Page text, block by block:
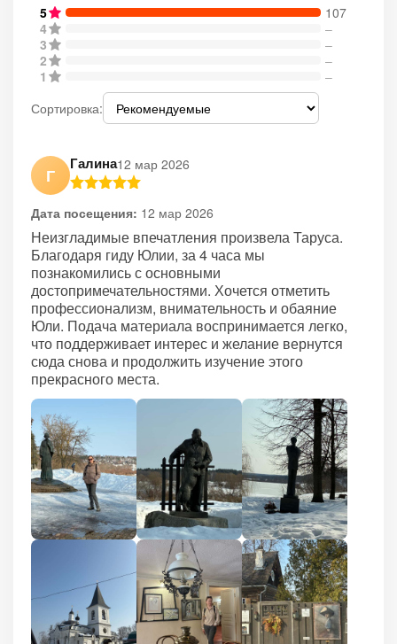
5
107
4
–
3
–
2
–
1
–
Сортировка:
Г
Галина12 мар 2026
Дата посещения: 12 мар 2026
Неизгладимые впечатления произвела Таруса.
Благодаря гиду Юлии, за 4 часа мы
познакомились с основными
достопримечательностями. Хочется отметить
профессионализм, внимательность и обаяние
Юли. Подача материала воспринимается легко,
что поддерживает интерес и желание вернутся
сюда снова и продолжить изучение этого
прекрасного места.